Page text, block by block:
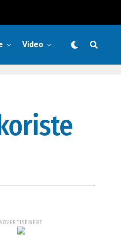
Video
ADVERTISEMENT